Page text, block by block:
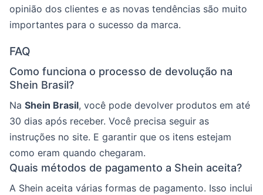
opinião dos clientes e as novas tendências são muito
importantes para o sucesso da marca.
FAQ
Como funciona o processo de devolução na
Shein Brasil?
Na Shein Brasil, você pode devolver produtos em até
30 dias após receber. Você precisa seguir as
instruções no site. E garantir que os itens estejam
como eram quando chegaram.
Quais métodos de pagamento a Shein aceita?
A Shein aceita várias formas de pagamento. Isso inclui